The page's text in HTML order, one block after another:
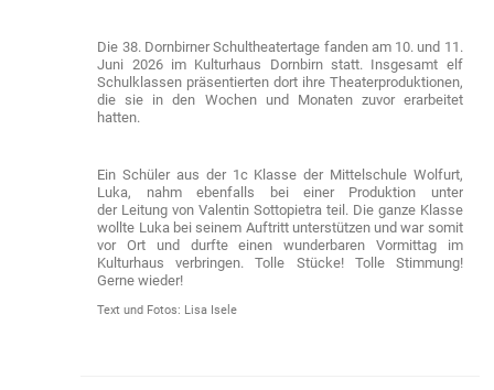
Die 38. Dornbirner Schultheatertage fanden am 10. und 11.
Juni 2026 im Kulturhaus Dornbirn statt. Insgesamt elf
Schulklassen präsentierten dort ihre Theaterproduktionen,
die sie in den Wochen und Monaten zuvor erarbeitet
hatten.
Ein Schüler aus der 1c Klasse der Mittelschule Wolfurt,
Luka, nahm ebenfalls bei einer Produktion unter
der Leitung von Valentin Sottopietra teil. Die ganze Klasse
wollte Luka bei seinem Auftritt unterstützen und war somit
vor Ort und durfte einen wunderbaren Vormittag im
Kulturhaus verbringen. Tolle Stücke! Tolle Stimmung!
Gerne wieder!
Text und Fotos: Lisa Isele